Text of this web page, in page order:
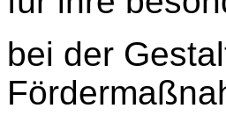
bei der